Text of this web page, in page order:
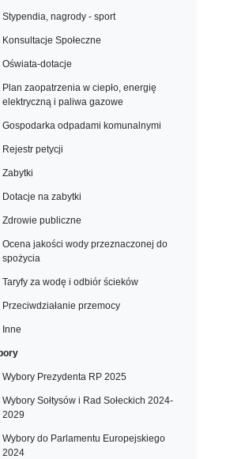
Stypendia, nagrody - sport
Konsultacje Społeczne
Oświata-dotacje
Plan zaopatrzenia w ciepło, energię
elektryczną i paliwa gazowe
Gospodarka odpadami komunalnymi
Rejestr petycji
Zabytki
Dotacje na zabytki
Zdrowie publiczne
Ocena jakości wody przeznaczonej do
spożycia
Taryfy za wodę i odbiór ścieków
Przeciwdziałanie przemocy
Inne
Wybory Prezydenta RP 2025
Wybory Sołtysów i Rad Sołeckich 2024-
2029
Wybory do Parlamentu Europejskiego
2024